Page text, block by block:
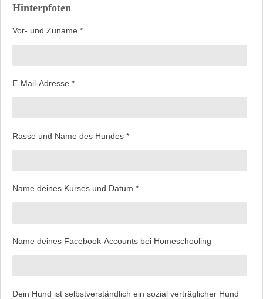
Hinterpfoten
Vor- und Zuname *
E-Mail-Adresse *
Rasse und Name des Hundes *
Name deines Kurses und Datum *
Name deines Facebook-Accounts bei Homeschooling
Dein Hund ist selbstverständlich ein sozial verträglicher Hund